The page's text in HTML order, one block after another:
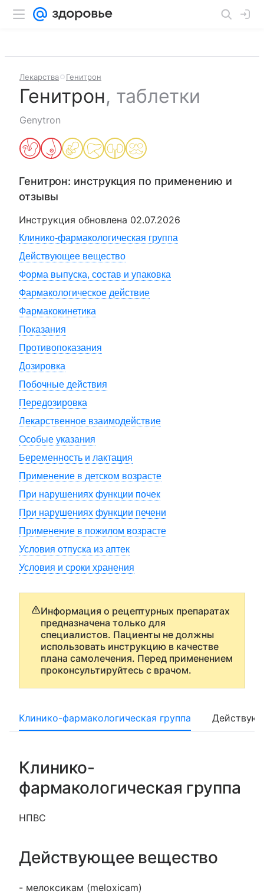
Лекарства Генитрон
Генитрон, таблетки
Genytron
Генитрон: инструкция по применению и
отзывы
Инструкция обновлена 02.07.2026
Клинико-фармакологическая группа
Действующее вещество
Форма выпуска, состав и упаковка
Фармакологическое действие
Фармакокинетика
Показания
Противопоказания
Дозировка
Побочные действия
Передозировка
Лекарственное взаимодействие
Особые указания
Беременность и лактация
Применение в детском возрасте
При нарушениях функции почек
При нарушениях функции печени
Применение в пожилом возрасте
Условия отпуска из аптек
Условия и сроки хранения
Информация о рецептурных препаратах
предназначена только для
специалистов. Пациенты не должны
использовать инструкцию в качестве
плана самолечения. Перед применением
проконсультируйтесь с врачом.
Клинико-фармакологическая группа
Клинико-
фармакологическая группа
НПВС
Действующее вещество
- мелоксикам (meloxicam)